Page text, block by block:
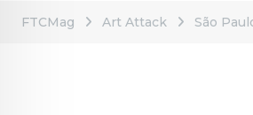
FTCMag Art Attack São